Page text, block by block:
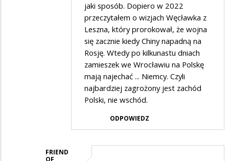
jaki sposób. Dopiero w 2022
przeczytałem o wizjach Węcławka z
Leszna, który prorokował, że wojna
się zacznie kiedy Chiny napadną na
Rosję. Wtedy po kilkunastu dniach
zamieszek we Wrocławiu na Polskę
mają najechać ... Niemcy. Czyli
najbardziej zagrożony jest zachód
Polski, nie wschód.
ODPOWIEDZ
FRIEND
OF